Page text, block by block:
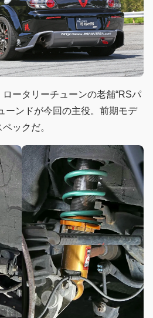
ータリーチューンの老舗“RSパ
ーンドが今回の主役。前期モデ
ックだ。